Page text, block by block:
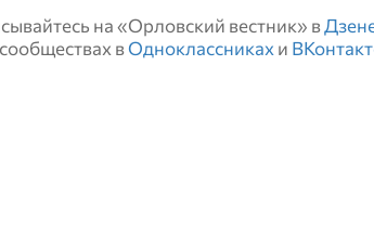
на «Орловский вестник» в
вОдноклассниках и